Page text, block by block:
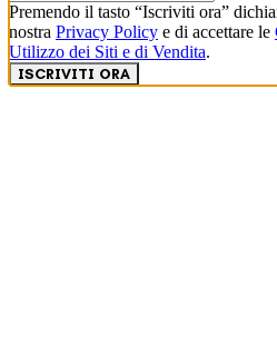
Premendo il tasto “Iscriviti ora”
nostra Privacy Policy e di accettare le
Utilizzo dei Siti e di Vendita.
ISCRIVITI ORA